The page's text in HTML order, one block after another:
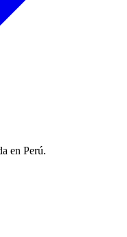
en Perú.